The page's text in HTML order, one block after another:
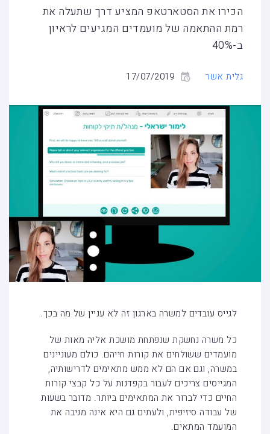
הכירו את הסטארטאפ המציע דרך שתעלה את
רמת ההתאמה של מועמדים המגיעים לראיון
ב-40%
גלית אשר 17/07/2019
לגייס עובדים למשרה בארגון זה לא עניין של מה בכך.
כל משרה נחשקת שנפתחת מושכת אליה מאות של
מועמדים ששולחים את קורות חייהם. כולם מעוניינים
במשרה, וגם אם הם לא ממש מתאימים לדרישותיה,
המגייסים צריכים לעבור בקפדנות על כל קבצי קורות
החיים כדי לברור את המתאימים ביותר. מדובר בשעות
של עבודה סיזיפית, ולעתים גם היא אינה מניבה את
המועמד המתאים.